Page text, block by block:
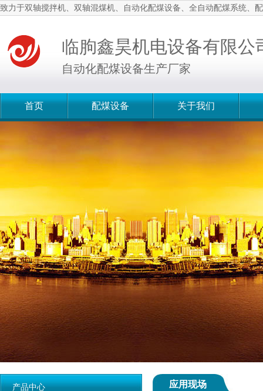
致力于双轴搅拌机、双轴混煤机、自动化配煤设备、全自动配煤系统、
临朐鑫昊机电设备有限公
自动化配煤设备生产厂家
首页 配煤设备 关于我们
产品中心 应用现场